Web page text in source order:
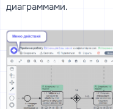
диаграммами.